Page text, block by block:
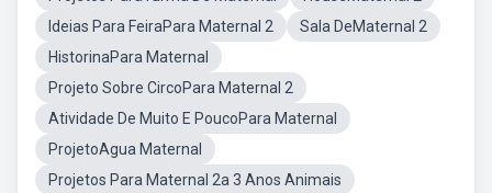
Ideias Para FeiraPara Maternal 2
Sala DeMaternal 2
HistorinaPara Maternal
Projeto Sobre CircoPara Maternal 2
Atividade De Muito E PoucoPara Maternal
ProjetoAgua Maternal
Projetos Para Maternal 2a 3 Anos Animais